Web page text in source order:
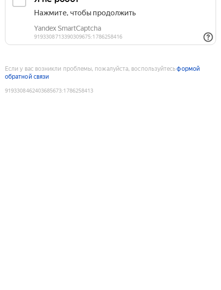
Если у вас возникли проблемы, пожалуйста, воспользуйтесьформой
обратной связи
9193308462403685673:1786258413